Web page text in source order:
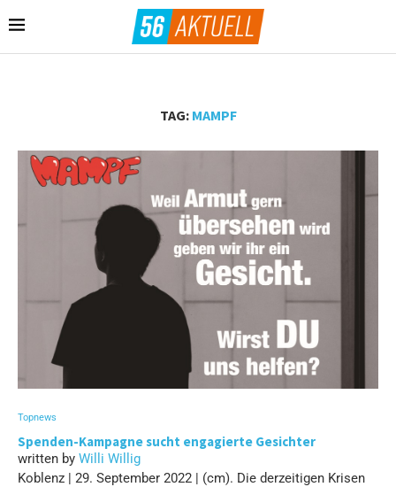
TAG: MAMPF
Topnews
Spenden-Kampagne sucht engagierte Gesichter
written by Willi Willig
Koblenz | 29. September 2022 | (cm). Die derzeitigen Krisen